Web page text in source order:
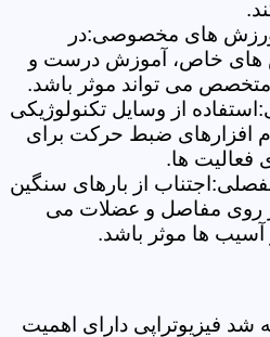
های مخصوصی:در
های خاص، آموزش درست و
می تواند موثر باشد.
از وسایل تکنولوژیکی
افزارهای ضبط حرکت برای
فعالیت ها.
از بارهای سنگین
روی مفاصل و عضلات می
آسیب ها موثر باشد.
شد فیزیوتراپی دارای اهمیت